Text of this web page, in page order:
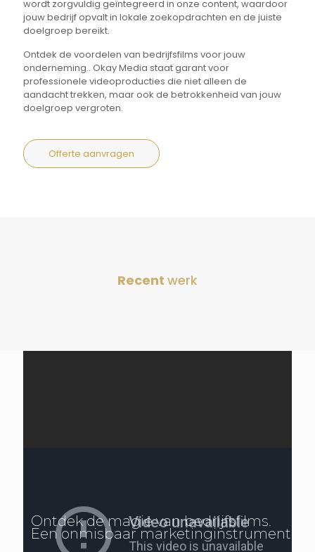
wordt zorgvuldig geïntegreerd in onze content, waardoor
jouw bedrijf opvalt in lokale zoekopdrachten en de juiste
doelgroep bereikt.
Ontdek de voordelen van bedrijfsfilms voor jouw
onderneming.. Okay Media staat garant voor
professionele videoproducties die niet alleen de
aandacht trekken, maar ook de betrokkenheid van jouw
doelgroep vergroten.
Offerte aanvragen
Recent werk
Ontdek de magie van bedrijfsfilms.
Een onmisbaar marketinginstrument